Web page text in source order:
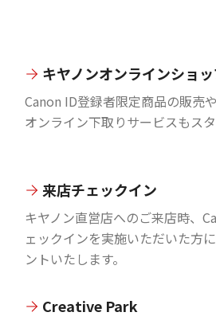
キヤノンオンラインショ
Canon ID登録者限定商品の販売
オンライン下取りサービスもスタ
来店チェックイン
キヤノン直営店へのご来店時、
ェックインを実施いただいた方
ントいたします。
Creative Park